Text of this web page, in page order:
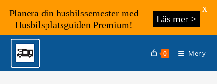
Hoppa
innehållet
0 Meny
Planera din husbilssemester med
Husbilsplatsguiden Premium!
Läs mer >
X